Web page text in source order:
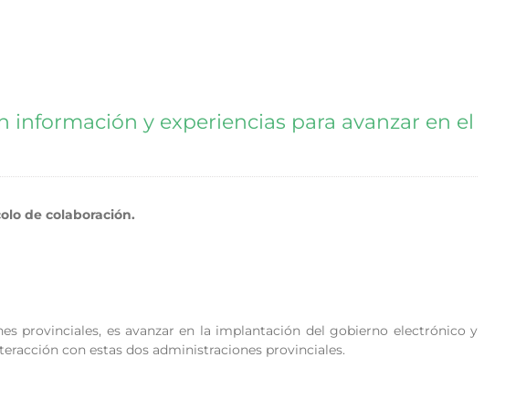
y experiencias para avanzar en el
de colaboración.
provinciales, es avanzar en la implantación del gobierno electrónico y
con estas dos administraciones provinciales.